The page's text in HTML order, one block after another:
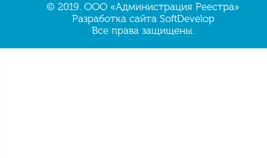
© 2019. ООО «Администрация Реестра»
Разработка сайта SoftDevelop
Все права защищены.